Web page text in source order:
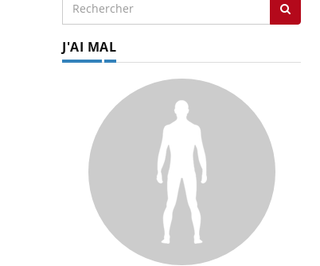
J'AI MAL